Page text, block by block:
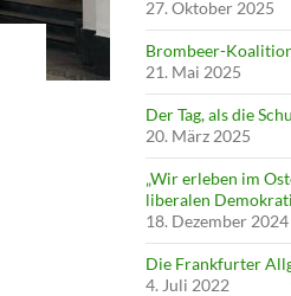
27. Oktober 2025
Brombeer-
21. Mai 2025
Der Tag, als die
20. März 2025
„Wir erleben im
liberalen
18. Dezember 2024
Die Frankfurter
4. Juli 2022